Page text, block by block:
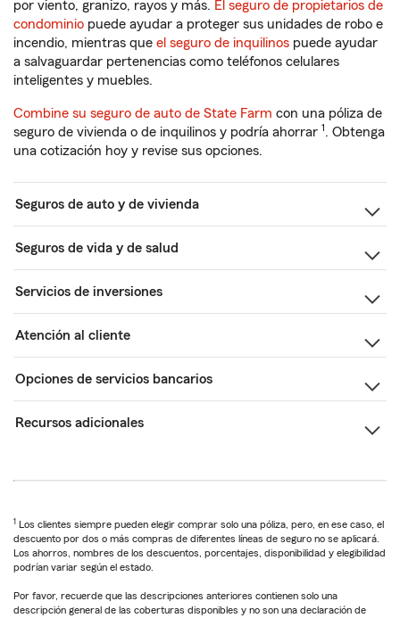
por viento, granizo, rayos y más. El seguro de propietarios de
condominio puede ayudar a proteger sus unidades de robo e
incendio, mientras que el seguro de inquilinos puede ayudar
a salvaguardar pertenencias como teléfonos celulares
inteligentes y muebles.
Combine su seguro de auto de State Farm con una póliza de
seguro de vivienda o de inquilinos y podría ahorrar 1. Obtenga
una cotización hoy y revise sus opciones.
Seguros de auto y de vivienda
Seguros de vida y de salud
Servicios de inversiones
Atención al cliente
Opciones de servicios bancarios
Recursos adicionales
1 Los clientes siempre pueden elegir comprar solo una póliza, pero, en ese caso, el
descuento por dos o más compras de diferentes líneas de seguro no se aplicará.
Los ahorros, nombres de los descuentos, porcentajes, disponibilidad y elegibilidad
podrían variar según el estado.
Por favor, recuerde que las descripciones anteriores contienen solo una
descripción general de las coberturas disponibles y no son una declaración de